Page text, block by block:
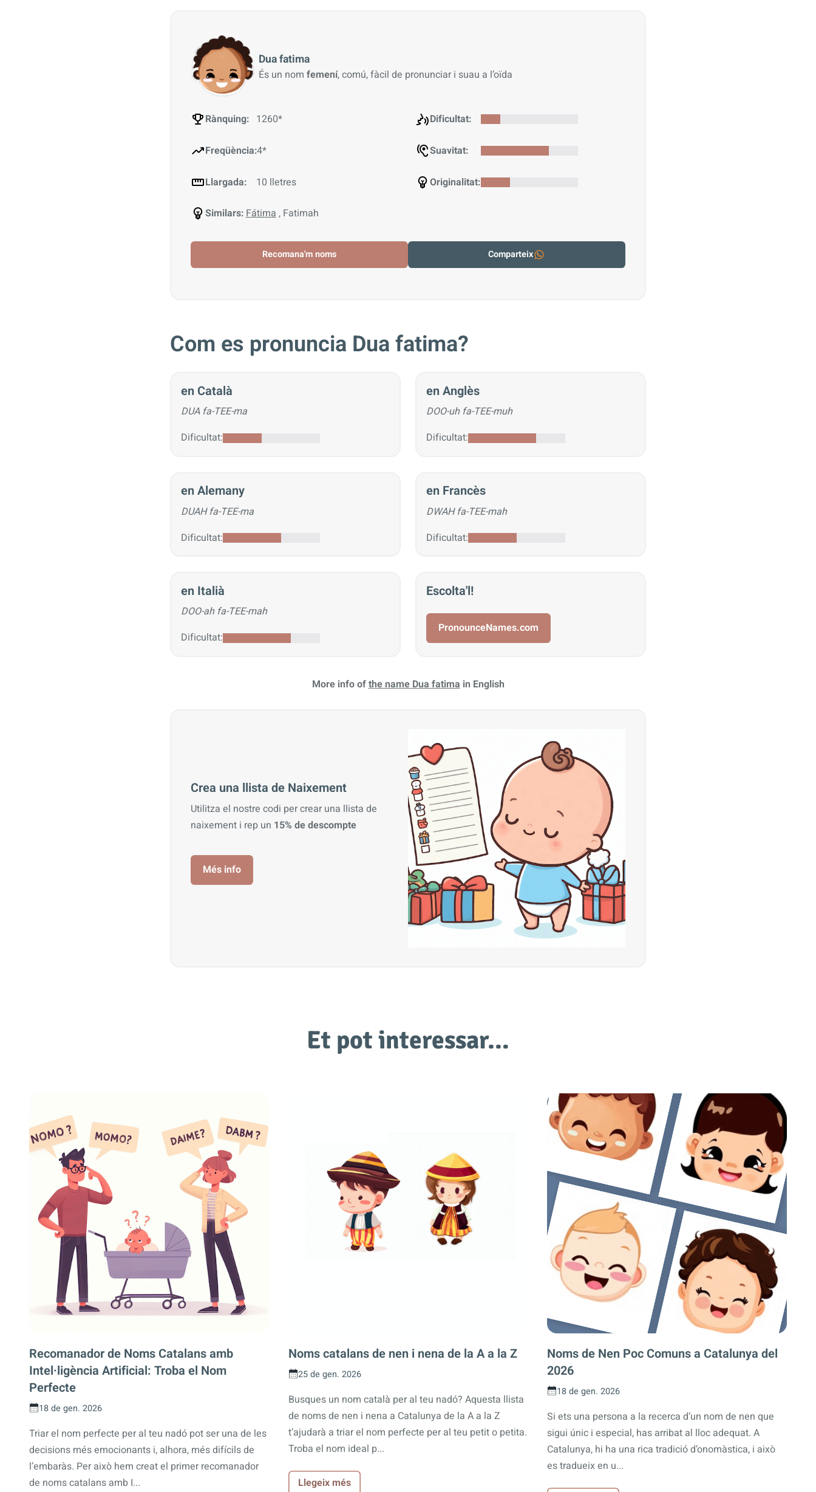
Rànquing: 1260*
Freqüència:4*
Llargada: 10 lletres
Dificultat:
Suavitat:
Originalitat:
Similars: Fátima , Fatimah
Recomana'm noms Comparteix
Dua fatima
És un nom femení, comú, fàcil de pronunciar i suau a l’oïda
Com es pronuncia Dua fatima?
en Català
DUA fa-TEE-ma
Dificultat:
en Anglès
DOO-uh fa-TEE-muh
Dificultat:
en Alemany
DUAH fa-TEE-ma
Dificultat:
en Francès
DWAH fa-TEE-mah
Dificultat:
en Italià
DOO-ah fa-TEE-mah
Dificultat:
Escolta'l!
PronounceNames.com
More info ofthe name Dua fatima in English
Crea una llista de Naixement
Utilitza el nostre codi per crear una llista de
naixement i rep un 15% de descompte
Més info
Et pot interessar…
Recomanador de Noms Catalans amb
Intel·ligència Artificial: Troba el Nom
Perfecte
18 de gen. 2026
Triar el nom perfecte per al teu nadó pot ser una de les
decisions més emocionants i, alhora, més difícils de
l’embaràs. Per això hem creat el primer recomanador
de noms catalans amb I...
Noms catalans de nen i nena de la A a la Z
25 de gen. 2026
Busques un nom català per al teu nadó? Aquesta llista
de noms de nen i nena a Catalunya de la A a la Z
t’ajudarà a triar el nom perfecte per al teu petit o petita.
Troba el nom ideal p...
Llegeix més
Noms de Nen Poc Comuns a Catalunya del
2026
18 de gen. 2026
Si ets una persona a la recerca d’un nom de nen que
sigui únic i especial, has arribat al lloc adequat. A
Catalunya, hi ha una rica tradició d’onomàstica, i això
es tradueix en u...